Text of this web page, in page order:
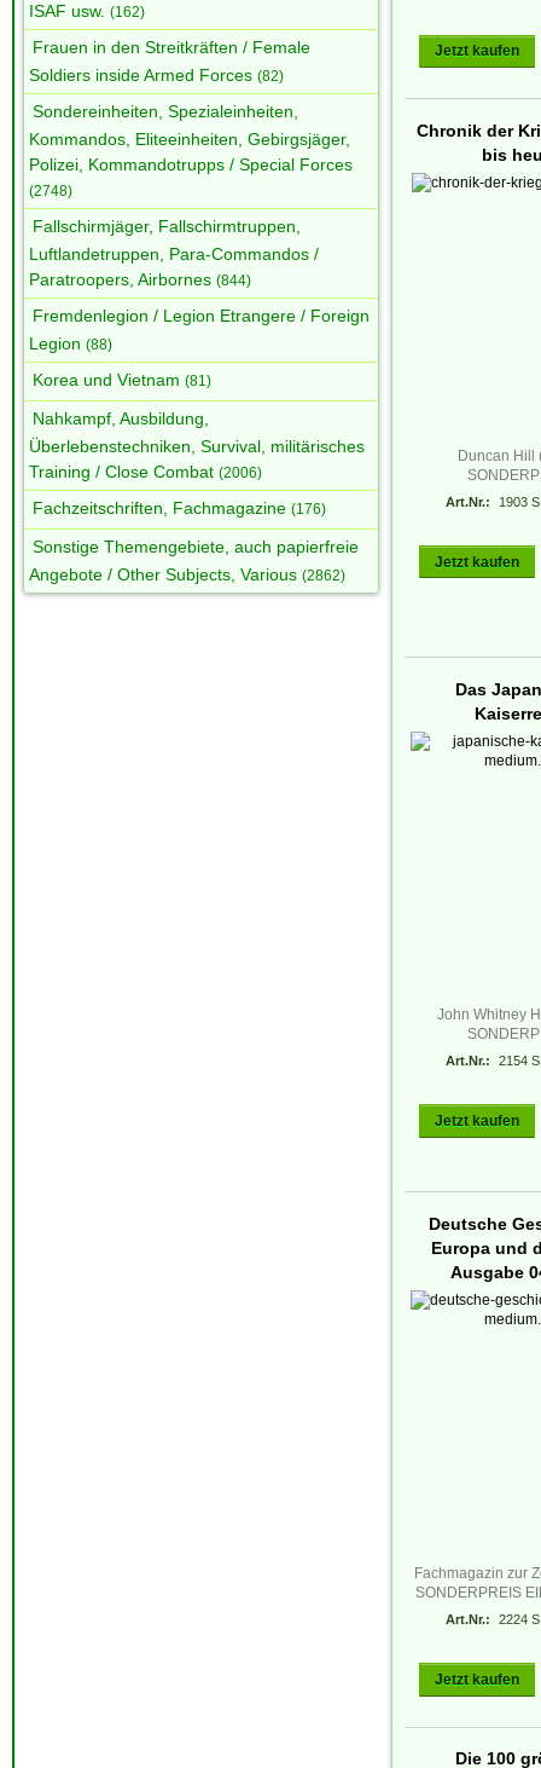
ISAF usw. (162)
Frauen in den Streitkräften / Female
Soldiers inside Armed Forces (82)
Sondereinheiten, Spezialeinheiten,
Kommandos, Eliteeinheiten, Gebirgsjäger,
Polizei, Kommandotrupps / Special Forces
(2748)
Fallschirmjäger, Fallschirmtruppen,
Luftlandetruppen, Para-Commandos /
Paratroopers, Airbornes (844)
Fremdenlegion / Legion Etrangere / Foreign
Legion (88)
Korea und Vietnam (81)
Nahkampf, Ausbildung,
Überlebenstechniken, Survival, militärisches
Training / Close Combat (2006)
Fachzeitschriften, Fachmagazine (176)
Sonstige Themengebiete, auch papierfreie
Angebote / Other Subjects, Various (2862)
Jetzt kaufen
Chronik der
bis
Duncan Hill
Art.Nr.: 1903 S
Jetzt kaufen
Das
John Whitney
Art.Nr.: 2154 S
Jetzt kaufen
Deutsche
Europa und
Ausgabe
Fachmagazin zur
SONDERPREIS
Art.Nr.: 2224 S
Jetzt kaufen
Die 100